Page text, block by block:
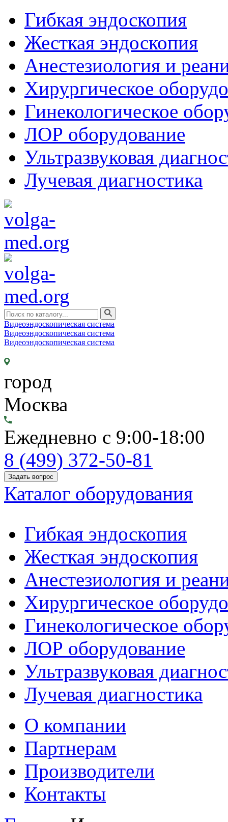
Гибкая эндоскопия
Жесткая эндоскопия
Анестезиология и
Хирургическое
Гинекологическое
ЛОР оборудование
Ультразвуковая
Лучевая диагностика
Видеоэндоскопическая система
Видеоэндоскопическая система
Видеоэндоскопическая система
город
Москва
Ежедневно с 9:00-18:00
8 (499) 372-50-81
Задать вопрос
Каталог оборудования
Гибкая эндоскопия
Жесткая эндоскопия
Анестезиология и
Хирургическое
Гинекологическое
ЛОР оборудование
Ультразвуковая
Лучевая диагностика
О компании
Партнерам
Производители
Контакты